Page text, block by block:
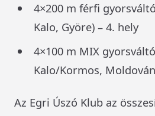
4×200 m férfi
Kalo, Györe) – 4. hely
4×100 m MIX
Kalo/Kormos,
Az Egri Úszó Klub az